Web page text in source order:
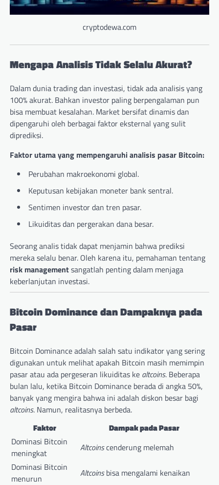
cryptodewa.com
Mengapa Analisis Tidak Selalu Akurat?
Dalam dunia trading dan investasi, tidak ada analisis yang
100% akurat. Bahkan investor paling berpengalaman pun
bisa membuat kesalahan. Market bersifat dinamis dan
dipengaruhi oleh berbagai faktor eksternal yang sulit
diprediksi.
Faktor utama yang mempengaruhi analisis pasar Bitcoin:
Perubahan makroekonomi global.
Keputusan kebijakan moneter bank sentral.
Sentimen investor dan tren pasar.
Likuiditas dan pergerakan dana besar.
Seorang analis tidak dapat menjamin bahwa prediksi
mereka selalu benar. Oleh karena itu, pemahaman tentang
risk managementsangatlah penting dalam menjaga
keberlanjutan investasi.
Bitcoin Dominance dan Dampaknya pada
Pasar
Bitcoin Dominance adalah salah satu indikator yang sering
digunakan untuk melihat apakah Bitcoin masih memimpin
pasar atau ada pergeseran likuiditas ke altcoins. Beberapa
bulan lalu, ketika Bitcoin Dominance berada di angka 50%,
banyak yang mengira bahwa ini adalah diskon besar bagi
altcoins. Namun, realitasnya berbeda.
Faktor
Dampak pada Pasar
Dominasi Bitcoin
meningkat
Altcoinscenderung melemah
Dominasi Bitcoin
menurun
Altcoinsbisa mengalami kenaikan